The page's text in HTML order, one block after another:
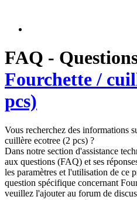
FAQ -
Fourchette /
pcs)
Vous recherchez des informations
cuillère ecotree (2 pcs) ?
Dans notre section d'assistance
aux questions (FAQ) et ses
les paramètres et l'utilisation de ce
question spécifique concernant
veuillez l'ajouter au forum de